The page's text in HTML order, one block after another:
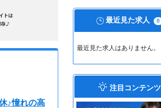
♪憧れの高
最近見た求人 0
最近見た求人はありません。
注目コンテンツ